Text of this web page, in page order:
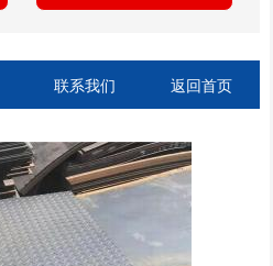
联系我们 返回首页